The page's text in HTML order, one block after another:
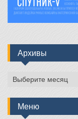
Архивы
Архивы
Меню